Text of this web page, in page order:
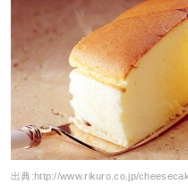
出典:http://www.rikuro.co.jp/